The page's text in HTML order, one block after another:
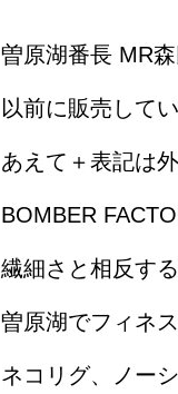
曽原湖番長 MR
以前に販売して
あえて＋表記は
BOMBER
繊細さと相反す
曽原湖でフィネ
ネコリグ、ノー